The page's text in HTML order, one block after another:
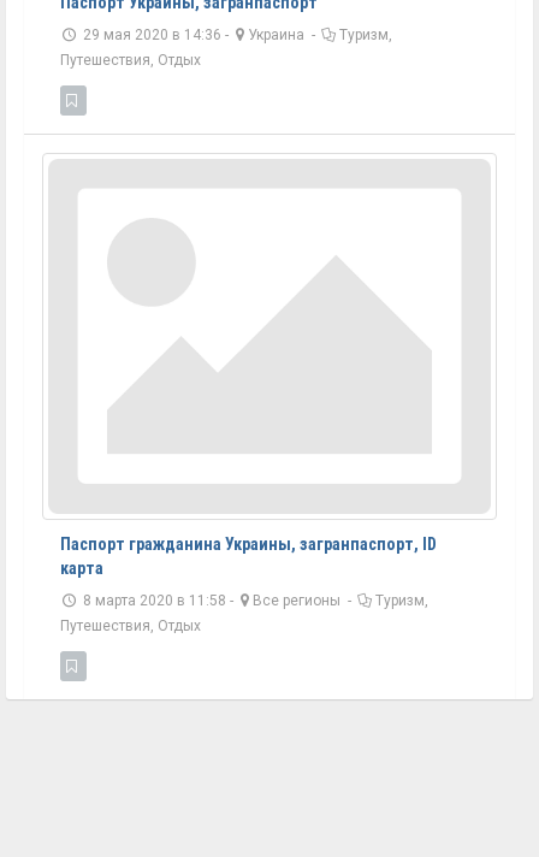
29 мая 2020 в 14:36 - Украина -
Туризм,
Путешествия, Отдых
Паспорт гражданина Украины, загранпаспорт, ID
карта
8 марта 2020 в 11:58 - Все регионы -
Туризм,
Путешествия, Отдых